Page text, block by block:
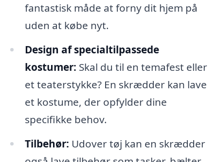
fantastisk måde at forny dit hjem på
uden at købe nyt.
Design af specialtilpassede
kostumer: Skal du til en temafest eller
et teaterstykke? En skrædder kan lave
et kostume, der opfylder dine
specifikke behov.
Tilbehør: Udover tøj kan en skrædder